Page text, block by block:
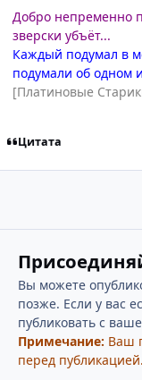
Добро непременно
зверски убъёт...
Каждый подумал в
подумали об одном
[Платиновые
Цитата
Вы можете
позже. Если у вас
публиковать с
Примечание: Ваш
перед публикацией.